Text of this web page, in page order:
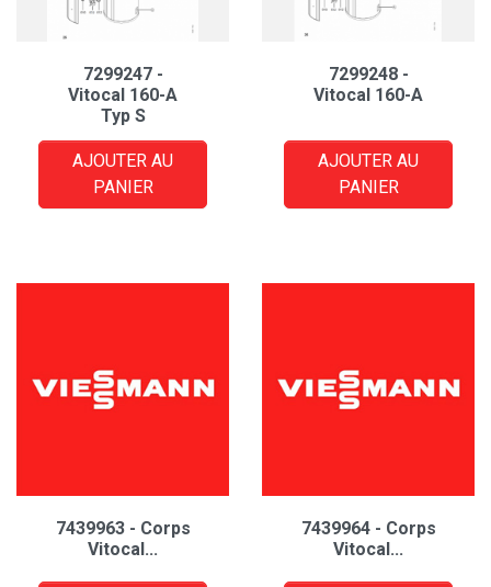
7299247 -
Vitocal 160-A
Typ S
AJOUTER AU
PANIER
7299248 -
Vitocal 160-A
AJOUTER AU
PANIER
7439963 - Corps
Vitocal...
7439964 - Corps
Vitocal...